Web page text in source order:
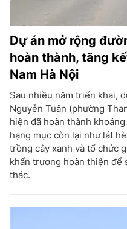
Dự án mở rộng
hoàn thành, tăng
Nam Hà Nội
Sau nhiều năm triển khai,
Nguyễn Tuân (phường
hiện đã hoàn thành
hạng mục còn lại như lát
trồng cây xanh và tổ chức
khẩn trương hoàn thiện để
thác.